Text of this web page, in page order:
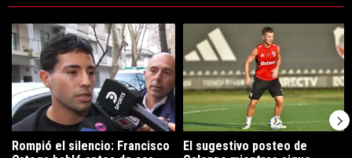
Un artículo de tendencia con el título "Rompió el silencio: Francisco
Rompió el silencio: Francisco
Un artículo de tendencia con el
El sugestivo posteo de